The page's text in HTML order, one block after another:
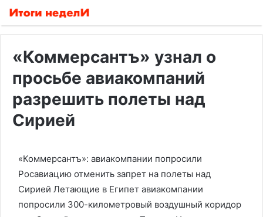
«Коммерсантъ» узнал о
просьбе авиакомпаний
разрешить полеты над
Сирией
«Коммерсантъ»: авиакомпании попросили
Росавиацию отменить запрет на полеты над
Сирией Летающие в Египет авиакомпании
попросили 300-километровый воздушный коридор